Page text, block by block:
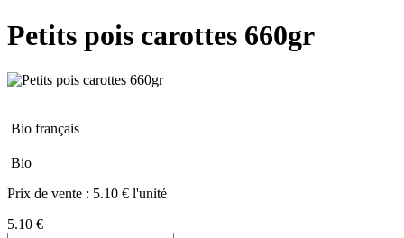
Petits pois carottes 660gr
Bio français
Bio
Prix de vente : 5.10 € l'unité
5.10 €